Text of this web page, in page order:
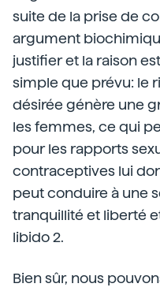
suite de la prise de
argument
justifier et la raison
simple que prévu: le
désirée génère une
les femmes, ce qui
pour les rapports
contraceptives lui
peut conduire à une
tranquillité et liberté
libido 2.
Bien sûr, nous